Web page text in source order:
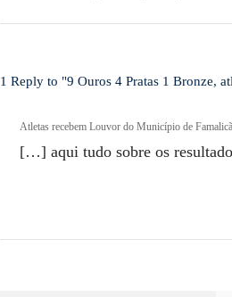
1 Reply to "9 Ouros 4 Pratas 1 Bronze,
Atletas recebem Louvor do Município de
[…] aqui tudo sobre os